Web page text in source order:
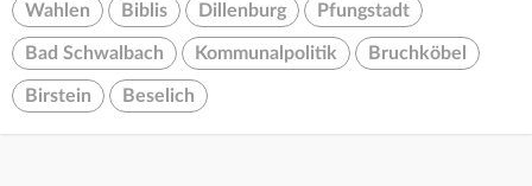
Wahlen Biblis Dillenburg Pfungstadt
Bad Schwalbach Kommunalpolitik Bruchköbel
Birstein Beselich